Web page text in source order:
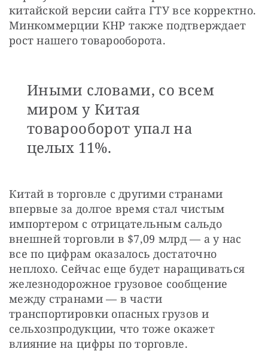
китайской версии сайта ГТУ все корректно.
Минкоммерции КНР также подтверждает
рост нашего товарооборота.
Иными словами, со всем
миром у Китая
товарооборот упал на
целых 11%.
Китай в торговле с другими странами
впервые за долгое время стал чистым
импортером с отрицательным сальдо
внешней торговли в $7,09 млрд — а у нас
все по цифрам оказалось достаточно
неплохо. Сейчас еще будет наращиваться
железнодорожное грузовое сообщение
между странами — в части
транспортировки опасных грузов и
сельхозпродукции, что тоже окажет
влияние на цифры по торговле.